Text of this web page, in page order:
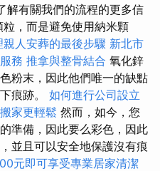
解有關我們的流程的更多信
，而是避免使用納米顆
人安葬的最後步驟 新北市
務 推拿與整骨結合 氧化鋅
粉末，因此他們唯一的缺點
痕跡。 如何進行公司設立
家更輕鬆 然而，如今，您
準備，因此要么彩色，因此
並且可以安全地保護沒有痕
元即可享受專業居家清潔